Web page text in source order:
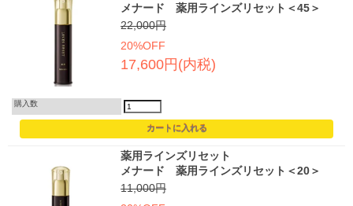
メナード 薬用ラインズリセット＜45＞
22,000円
20%OFF
17,600円(内税)
購入数
薬用ラインズリセット
メナード 薬用ラインズリセット＜20＞
11,000円